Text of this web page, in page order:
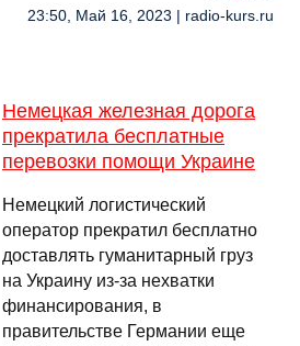
23:50, Май 16, 2023 | radio-kurs.ru
Немецкая железная дорога
прекратила бесплатные
перевозки помощи Украине
Немецкий логистический
оператор прекратил бесплатно
доставлять гуманитарный груз
на Украину из-за нехватки
финансирования, в
правительстве Германии еще